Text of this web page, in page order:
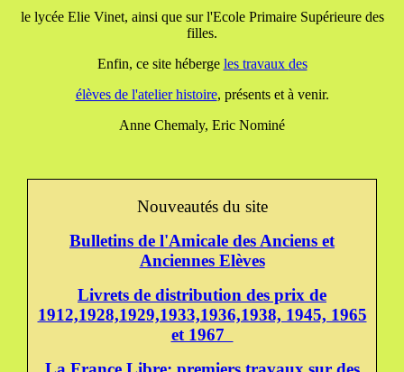
le lycée Elie Vinet, ainsi que sur l'Ecole Primaire Supérieure des
filles.
Enfin, ce site héberge les travaux des
élèves de l'atelier histoire, présents et à venir.
Anne Chemaly, Eric Nominé
Nouveautés du site
Bulletins de l'Amicale des Anciens et
Anciennes Elèves
Livrets de distribution des prix de
1912,1928,1929,1933,1936,1938, 1945, 1965
et 1967